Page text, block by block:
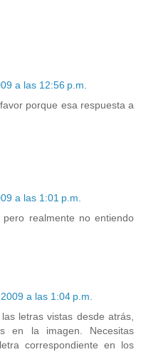
a las 12:56 p.m.
porque esa respuesta a
a las 1:01 p.m.
realmente no entiendo
a las 1:04 p.m.
letras vistas desde atrás,
en la imagen. Necesitas
correspondiente en los